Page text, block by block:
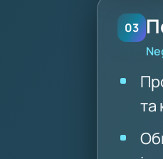
03
та